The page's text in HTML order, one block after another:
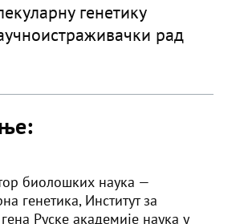
биолошких наука —
генетика, Институт за
Руске академије наука у
генетику
рад